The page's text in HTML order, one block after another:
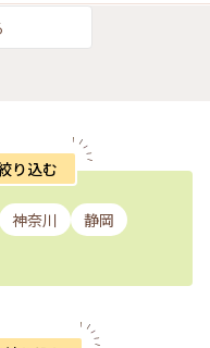
り込む
神奈川
静岡